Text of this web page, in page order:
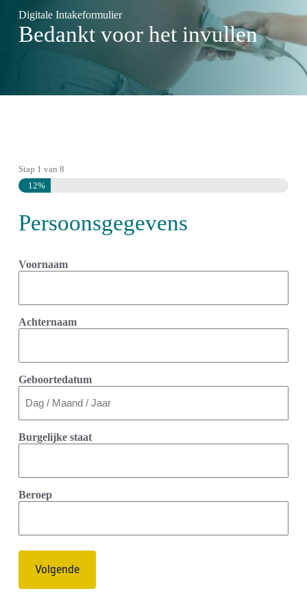
Digitale Intakeformulier
Bedankt voor het invullen
Stap 1 van 8
12%
Persoonsgegevens
Voornaam
Achternaam
Geboortedatum
Burgelijke staat
Beroep